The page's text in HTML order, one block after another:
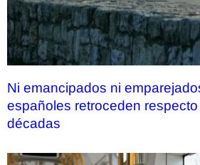
Ni emancipados ni
españoles retroceden
décadas